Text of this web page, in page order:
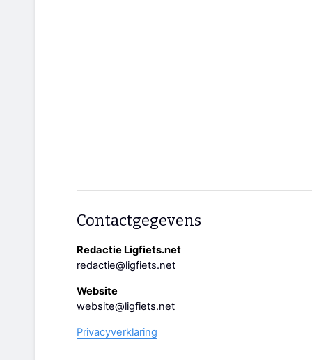
Contactgegevens
Redactie Ligfiets.net
redactie@ligfiets.net
Website
website@ligfiets.net
Privacyverklaring